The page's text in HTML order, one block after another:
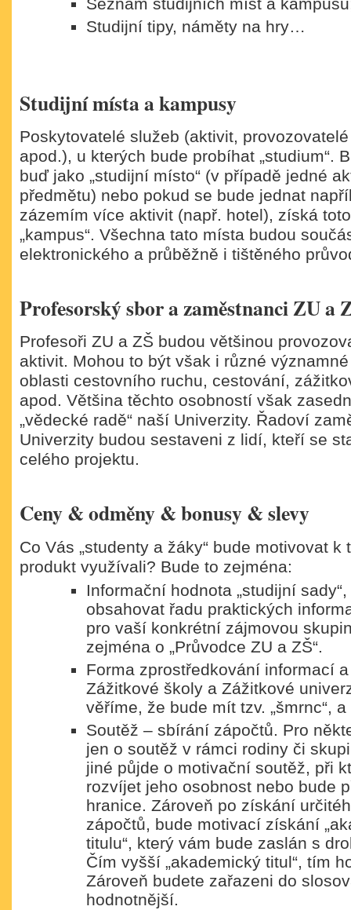
Studijní tipy, náměty na hry…
Studijní místa a kampusy
Poskytovatelé služeb (aktivit,
apod.), u kterých bude probíhat „studium“.
buď jako „studijní místo“ (v případě jedné
předmětu) nebo pokud se bude jednat
zázemím více aktivit (např. hotel), získá
„kampus“. Všechna tato místa budou
elektronického a průběžně i tištěného
Profesorský sbor a zaměstnanci ZU a
Profesoři ZU a ZŠ budou většinou
aktivit. Mohou to být však i různé
oblasti cestovního ruchu, cestování,
apod. Většina těchto osobností však
„vědecké radě“ naší Univerzity. Řadoví
Univerzity budou sestaveni z lidí, kteří se
celého projektu.
Ceny & odměny & bonusy & slevy
Co Vás „studenty a žáky“ bude motivovat k
produkt využívali? Bude to zejména:
Informační hodnota „studijní
obsahovat řadu praktických
pro vaší konkrétní zájmovou
zejména o „Průvodce ZU a ZŠ“.
Forma zprostředkování informací
Zážitkové školy a Zážitkové
věříme, že bude mít tzv. „šmrnc“,
Soutěž – sbírání zápočtů. Pro
jen o soutěž v rámci rodiny či
jiné půjde o motivační soutěž, při
rozvíjet jeho osobnost nebo bude
hranice. Zároveň po získání
zápočtů, bude motivací získání
titulu“, který vám bude zaslán s
Čím vyšší „akademický titul“, tím
Zároveň budete zařazeni do
hodnotnější.